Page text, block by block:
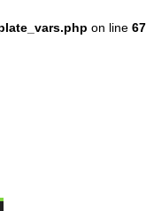
on line 67